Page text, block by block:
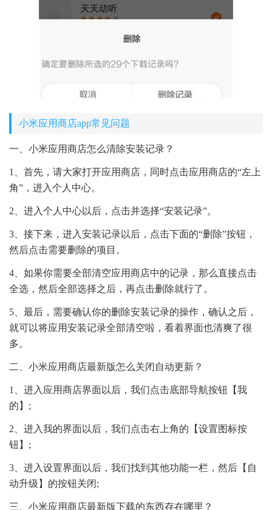
小米应用商店app常见问题
一、小米应用商店怎么清除安装记录？
1、首先，请大家打开应用商店，同时点击应用商店的“左上
角”，进入个人中心。
2、进入个人中心以后，点击并选择“安装记录”。
3、接下来，进入安装记录以后，点击下面的“删除”按钮，
然后点击需要删除的项目。
4、如果你需要全部清空应用商店中的记录，那么直接点击
全选，然后全部选择之后，再点击删除就行了。
5、最后，需要确认你的删除安装记录的操作，确认之后，
就可以将应用安装记录全部清空啦，看着界面也清爽了很
多。
二、小米应用商店最新版怎么关闭自动更新？
1、进入应用商店界面以后，我们点击底部导航按钮【我
的】;
2、进入我的界面以后，我们点击右上角的【设置图标按
钮】;
3、进入设置界面以后，我们找到其他功能一栏，然后【自
动升级】的按钮关闭;
三、小米应用商店最新版下载的东西存在哪里？